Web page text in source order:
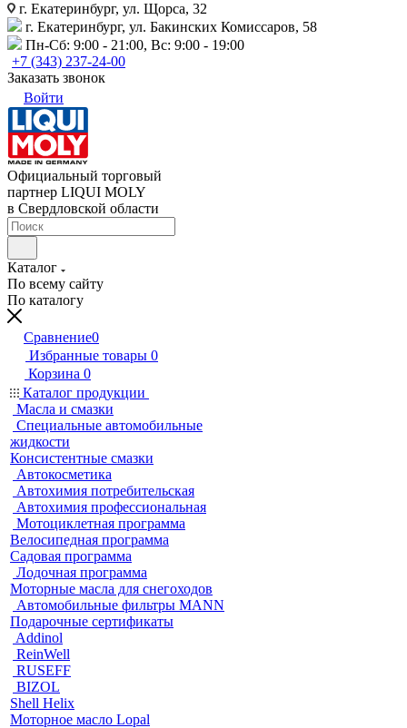
г. Екатеринбург, ул. Щорса, 32
г. Екатеринбург, ул. Бакинских Комиссаров, 58
Пн-Сб: 9:00 - 21:00, Вс: 9:00 - 19:00
+7 (343) 237-24-00
Заказать звонок
Войти
Официальный торговый
партнер LIQUI MOLY
в Свердловской области
Каталог
По всему сайту
По каталогу
Сравнение0
Избранные товары 0
Корзина 0
Каталог продукции
Масла и смазки
Специальные автомобильные
жидкости
Консистентные смазки
Автокосметика
Автохимия потребительская
Автохимия профессиональная
Мотоциклетная программа
Велосипедная программа
Садовая программа
Лодочная программа
Моторные масла для снегоходов
Автомобильные фильтры MANN
Подарочные сертификаты
Addinol
ReinWell
RUSEFF
BIZOL
Shell Helix
Моторное масло Lopal